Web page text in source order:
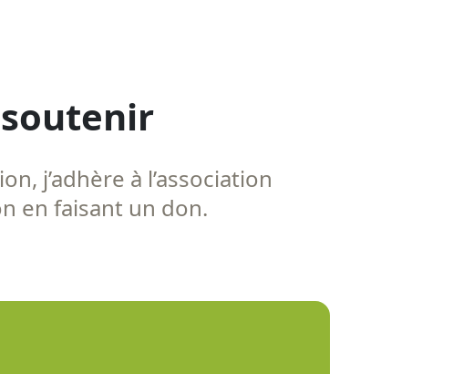
j’adhère à l’association
en faisant un don.